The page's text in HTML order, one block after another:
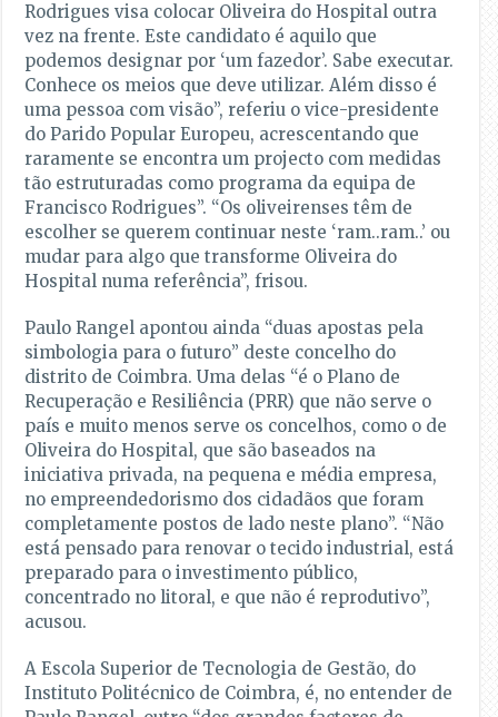
Rodrigues visa colocar Oliveira do Hospital outra
vez na frente. Este candidato é aquilo que
podemos designar por ‘um fazedor’. Sabe executar.
Conhece os meios que deve utilizar. Além disso é
uma pessoa com visão”, referiu o vice-presidente
do Parido Popular Europeu, acrescentando que
raramente se encontra um projecto com medidas
tão estruturadas como programa da equipa de
Francisco Rodrigues”. “Os oliveirenses têm de
escolher se querem continuar neste ‘ram..ram..’ ou
mudar para algo que transforme Oliveira do
Hospital numa referência”, frisou.
Paulo Rangel apontou ainda “duas apostas pela
simbologia para o futuro” deste concelho do
distrito de Coimbra. Uma delas “é o Plano de
Recuperação e Resiliência (PRR) que não serve o
país e muito menos serve os concelhos, como o de
Oliveira do Hospital, que são baseados na
iniciativa privada, na pequena e média empresa,
no empreendedorismo dos cidadãos que foram
completamente postos de lado neste plano”. “Não
está pensado para renovar o tecido industrial, está
preparado para o investimento público,
concentrado no litoral, e que não é reprodutivo”,
acusou.
A Escola Superior de Tecnologia de Gestão, do
Instituto Politécnico de Coimbra, é, no entender de